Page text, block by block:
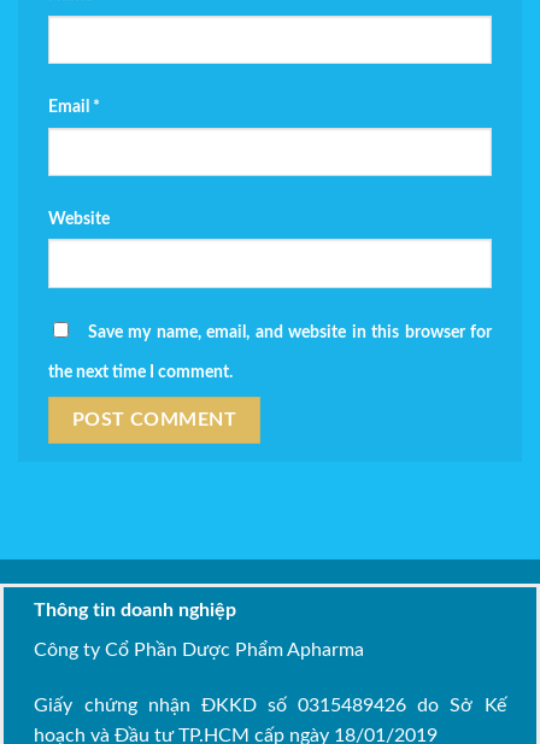
Email *
Website
Save my name, email, and website in this browser for
the next time I comment.
Thông tin doanh nghiệp
Công ty Cổ Phần Dược Phẩm Apharma
Giấy chứng nhận ĐKKD số 0315489426 do Sở Kế
hoạch và Đầu tư TP.HCM cấp ngày 18/01/2019